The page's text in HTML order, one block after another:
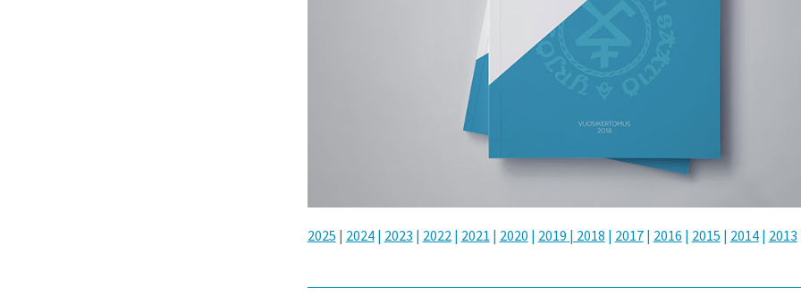
2025 | 2024 | 2023 | 2022 | 2021 | 2020 | 2019 | 2018 | 2017| 2016 | 2015 | 2014| 2013